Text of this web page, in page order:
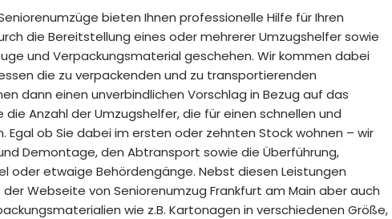
bieten Ihnen professionelle Hilfe für Ihren
die Bereitstellung eines oder mehrerer Umzugshelfer sowie
und Verpackungsmaterial geschehen. Wir kommen dabei
die zu verpackenden und zu transportierenden
dann einen unverbindlichen Vorschlag in Bezug auf das
Anzahl der Umzugshelfer, die für einen schnellen und
Egal ob Sie dabei im ersten oder zehnten Stock wohnen – wir
Demontage, den Abtransport sowie die Überführung,
oder etwaige Behördengänge. Nebst diesen Leistungen
Webseite von Seniorenumzug Frankfurt am Main aber auch
wie z.B. Kartonagen in verschiedenen Größe,